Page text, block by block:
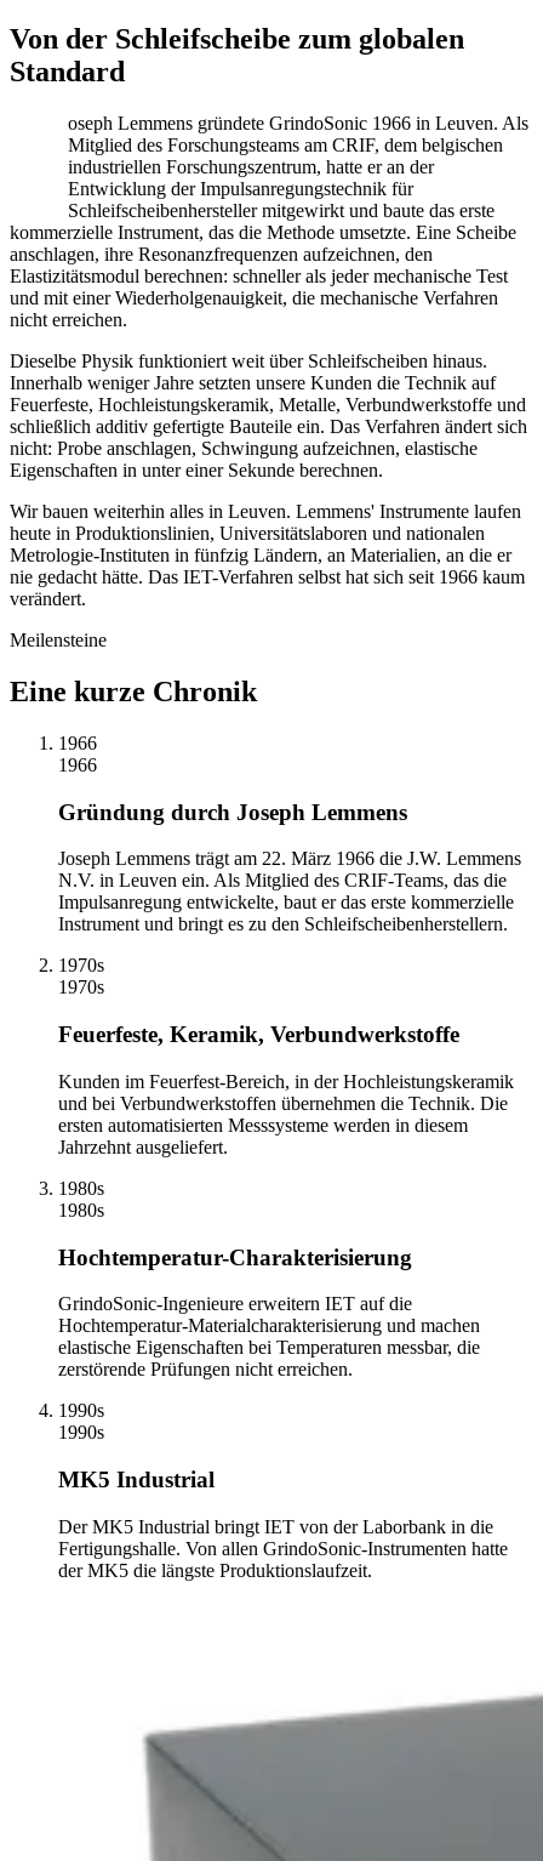
Von der Schleifscheibe zum globalen
Standard
Mitglied des Forschungsteams am CRIF, dem belgischen
industriellen Forschungszentrum, hatte er an der
Entwicklung der Impulsanregungstechnik für
Schleifscheibenhersteller mitgewirkt und baute das erste
kommerzielle Instrument, das die Methode umsetzte. Eine Scheibe
anschlagen, ihre Resonanzfrequenzen aufzeichnen, den
Elastizitätsmodul berechnen: schneller als jeder mechanische Test
und mit einer Wiederholgenauigkeit, die mechanische Verfahren
nicht erreichen.
Dieselbe Physik funktioniert weit über Schleifscheiben hinaus.
Innerhalb weniger Jahre setzten unsere Kunden die Technik auf
Feuerfeste, Hochleistungskeramik, Metalle, Verbundwerkstoffe und
schließlich additiv gefertigte Bauteile ein. Das Verfahren ändert sich
nicht: Probe anschlagen, Schwingung aufzeichnen, elastische
Eigenschaften in unter einer Sekunde berechnen.
Wir bauen weiterhin alles in Leuven. Lemmens' Instrumente laufen
heute in Produktionslinien, Universitätslaboren und nationalen
Metrologie-Instituten in fünfzig Ländern, an Materialien, an die er
nie gedacht hätte. Das IET-Verfahren selbst hat sich seit 1966 kaum
verändert.
Meilensteine
Eine kurze Chronik
1966
1966
Gründung durch Joseph Lemmens
Joseph Lemmens trägt am 22. März 1966 die J.W. Lemmens
N.V. in Leuven ein. Als Mitglied des CRIF-Teams, das die
Impulsanregung entwickelte, baut er das erste kommerzielle
Instrument und bringt es zu den Schleifscheibenherstellern.
1970s
1970s
Feuerfeste, Keramik, Verbundwerkstoffe
Kunden im Feuerfest-Bereich, in der Hochleistungskeramik
und bei Verbundwerkstoffen übernehmen die Technik. Die
ersten automatisierten Messsysteme werden in diesem
Jahrzehnt ausgeliefert.
1980s
1980s
Hochtemperatur-Charakterisierung
GrindoSonic-Ingenieure erweitern IET auf die
Hochtemperatur-Materialcharakterisierung und machen
elastische Eigenschaften bei Temperaturen messbar, die
zerstörende Prüfungen nicht erreichen.
1990s
1990s
MK5 Industrial
Der MK5 Industrial bringt IET von der Laborbank in die
Fertigungshalle. Von allen GrindoSonic-Instrumenten hatte
der MK5 die längste Produktionslaufzeit.